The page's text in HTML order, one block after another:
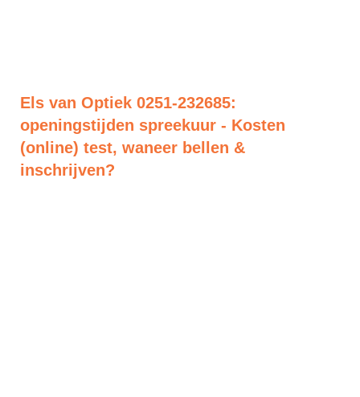
Els van Optiek 0251-232685:
openingstijden spreekuur - Kosten
(online) test, waneer bellen &
inschrijven?